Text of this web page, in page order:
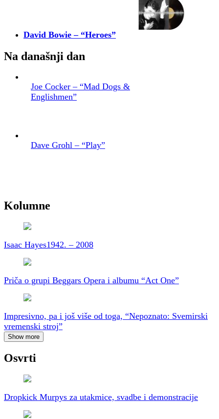
David Bowie – “Heroes”
Na današnji dan
Joe Cocker – “Mad Dogs &
Englishmen”
Dave Grohl – “Play”
Kolumne
Isaac Hayes1942. – 2008
Priča o grupi Beggars Opera i albumu “Act One”
Impresivno, pa i još više od toga, “Nepoznato: Svemirski
vremenski stroj”
Show more
Osvrti
Dropkick Murpys za utakmice, svadbe i demonstracije